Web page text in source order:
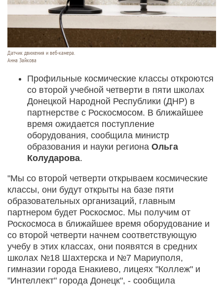
Датчик движения и веб-камера.
Анна Зайкова
Профильные космические классы откроются
со второй учебной четверти в пяти школах
Донецкой Народной Республики (ДНР) в
партнерстве с Роскосмосом. В ближайшее
время ожидается поступление
оборудования, сообщила министр
образования и науки региона Ольга
Колударова.
"Мы со второй четверти открываем космические
классы, они будут открыты на базе пяти
образовательных организаций, главным
партнером будет Роскосмос. Мы получим от
Роскосмоса в ближайшее время оборудование и
со второй четверти начнем соответствующую
учебу в этих классах, они появятся в средних
школах №18 Шахтерска и №7 Мариуполя,
гимназии города Енакиево, лицеях "Коллеж" и
"Интеллект" города Донецк", - сообщила